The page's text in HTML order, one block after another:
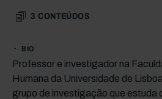
3 CONTEÚDOS
BIO
Professor e investigador na
Humana da Universidade de
grupo de investigação que estuda